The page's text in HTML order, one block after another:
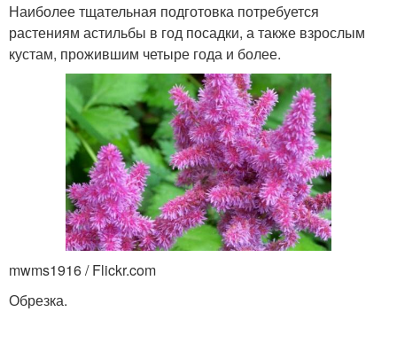
Наиболее тщательная подготовка потребуется
растениям астильбы в год посадки, а также взрослым
кустам, прожившим четыре года и более.
mwms1916 / Flickr.com
Обрезка.